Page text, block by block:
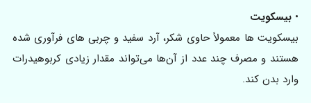
• بیسکویت
بیسکویت‌ ها معمولاً حاوی شکر، آرد سفید و چربی‌ های فرآوری‌ شده
هستند و مصرف چند عدد از آن‌ها می‌تواند مقدار زیادی کربوهیدرات
وارد بدن کند.